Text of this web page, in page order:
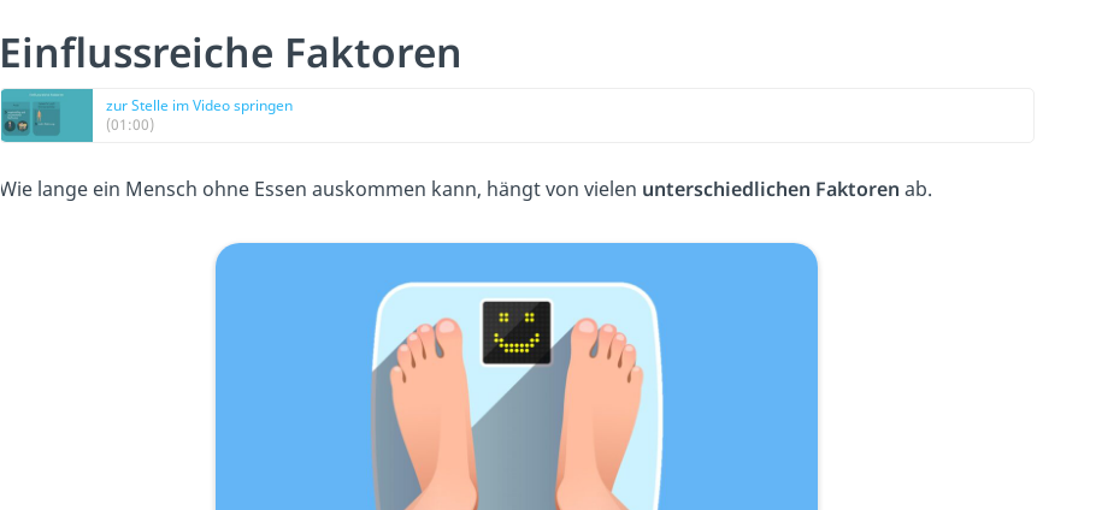
Einflussreiche Faktoren
zur Stelle im Video springen
(01:00)
Wie lange ein Mensch ohne Essen auskommen kann, hängt von vielen unterschiedlichen Faktoren ab.